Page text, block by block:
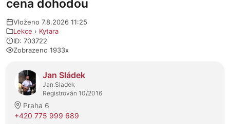
cena dohodou
Vloženo 7.8.2026 11:25
Lekce › Kytara
ID: 703722
Zobrazeno 1933x
O prodejci
Jan Sládek
Jan.Sladek
Registrován 10/2016
Praha 6
+420 775 999 689